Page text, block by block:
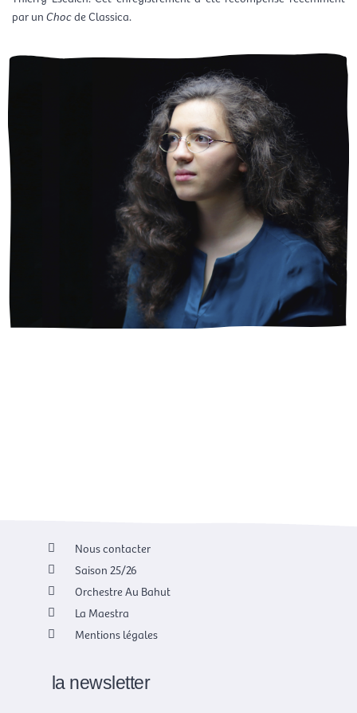
par unChocde Classica.
Nous contacter
Saison 25/26
Orchestre Au Bahut
La Maestra
Mentions légales
la newsletter